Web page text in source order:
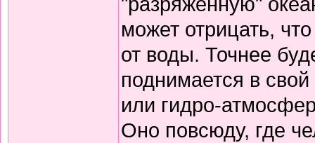
может отрицать,
от воды. Точнее
поднимается в
или гидро-
Оно повсюду, где